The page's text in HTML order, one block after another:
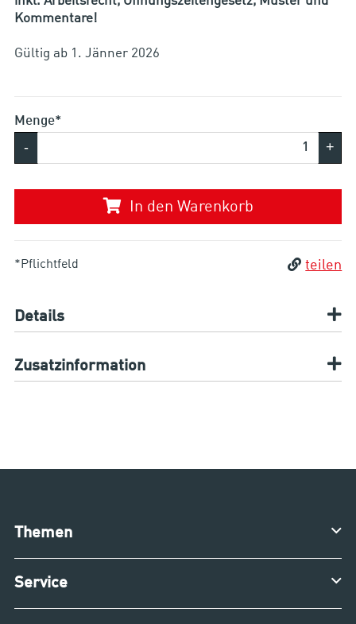
Kommentare!
Gültig ab 1. Jänner 2026
Menge*
- +
In den Warenkorb
*Pflichtfeld teilen
Details
Zusatzinformation
Themen
Service